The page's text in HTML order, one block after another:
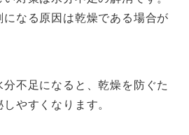
なる原因は乾燥である場合が
不足になると、乾燥を防ぐた
やすくなります。